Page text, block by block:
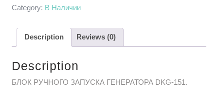
Category: В Наличии
Description Reviews (0)
Description
БЛОК РУЧНОГО ЗАПУСКА ГЕНЕРАТОРА DKG-151.